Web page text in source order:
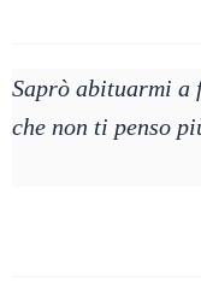
Saprò abituarmi a
che non ti penso